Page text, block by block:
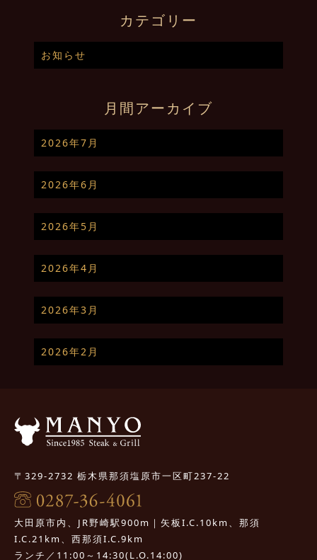
カテゴリー
お知らせ
月間アーカイブ
2026年7月
2026年6月
2026年5月
2026年4月
2026年3月
2026年2月
〒329-2732 栃木県那須塩原市一区町237-22
大田原市内、JR野崎駅900m｜矢板I.C.10km、那須
I.C.21km、西那須I.C.9km
ランチ／11:00～14:30(L.O.14:00)